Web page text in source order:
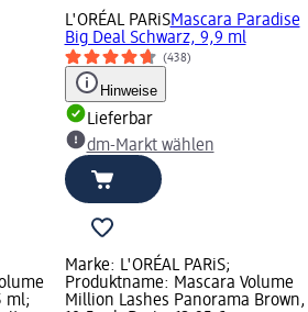
L'ORÉAL PARiSMascara Paradise
Big Deal Schwarz, 9,9 ml
(438)
Hinweise
Lieferbar
dm-Markt wählen
ml;
Marke: L'ORÉAL PARiS;
Produktname: Mascara Volume
Million Lashes Panorama Brown,